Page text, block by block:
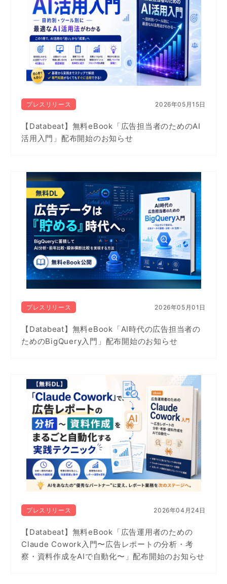
プレスリリース 2026年05月15日
【Databeat】無料eBook「広告担当者のためのAI
活用入門」配布開始のお知らせ
プレスリリース 2026年05月01日
【Databeat】無料eBook「AI時代の広告担当者の
ためのBigQuery入門」配布開始のお知らせ
プレスリリース 2026年04月24日
【Databeat】無料eBook「広告運用者のための
Claude Cowork入門〜広告レポートの分析・考
察・資料作成をAIで自動化〜」配布開始のお知らせ